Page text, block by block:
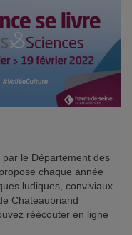
le Département des
chaque année
ludiques, conviviaux
Chateaubriand
réécouter en ligne